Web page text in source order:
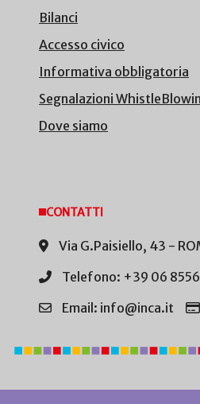
Bilanci
Accesso civico
Informativa obbligatoria
Segnalazioni
Dove siamo
CONTATTI
Via G.Paisiello, 43 -
Telefono: +39 06
Email: info@inca.it